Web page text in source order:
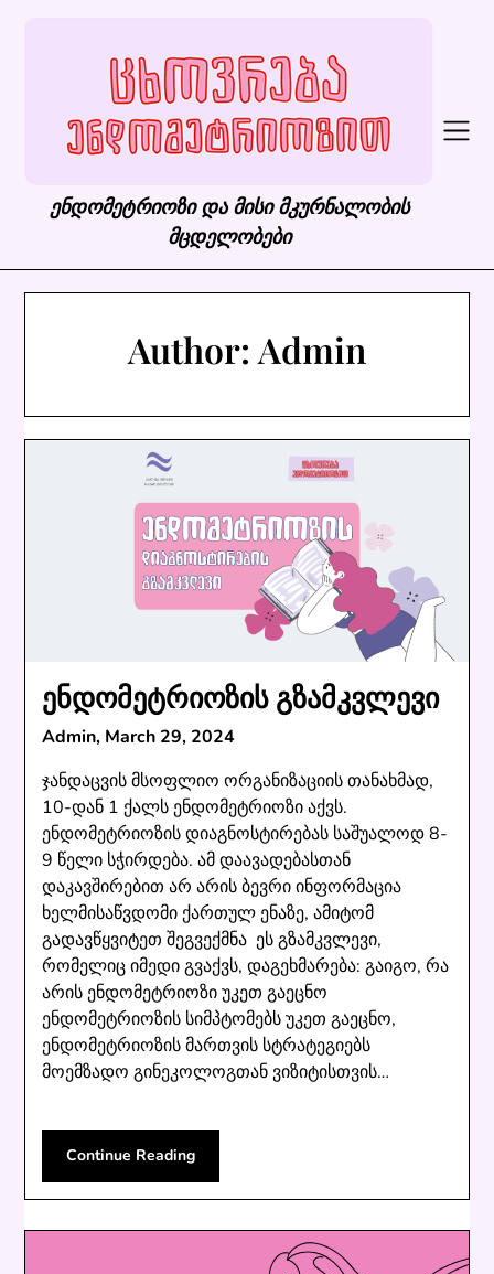
ენდომეტრიოზი და მისი მკურნალობის
მცდელობები
Author: Admin
ენდომეტრიოზის გზამკვლევი
Admin, March 29, 2024
ჯანდაცვის მსოფლიო ორგანიზაციის თანახმად,
10-დან 1 ქალს ენდომეტრიოზი აქვს.
ენდომეტრიოზის დიაგნოსტირებას საშუალოდ 8-
9 წელი სჭირდება. ამ დაავადებასთან
დაკავშირებით არ არის ბევრი ინფორმაცია
ხელმისაწვდომი ქართულ ენაზე, ამიტომ
გადავწყვიტეთ შეგვექმნა ეს გზამკვლევი,
რომელიც იმედი გვაქვს, დაგეხმარება: გაიგო, რა
არის ენდომეტრიოზი უკეთ გაეცნო
ენდომეტრიოზის სიმპტომებს უკეთ გაეცნო,
ენდომეტრიოზის მართვის სტრატეგიებს
მოემზადო გინეკოლოგთან ვიზიტისთვის…
Continue Reading